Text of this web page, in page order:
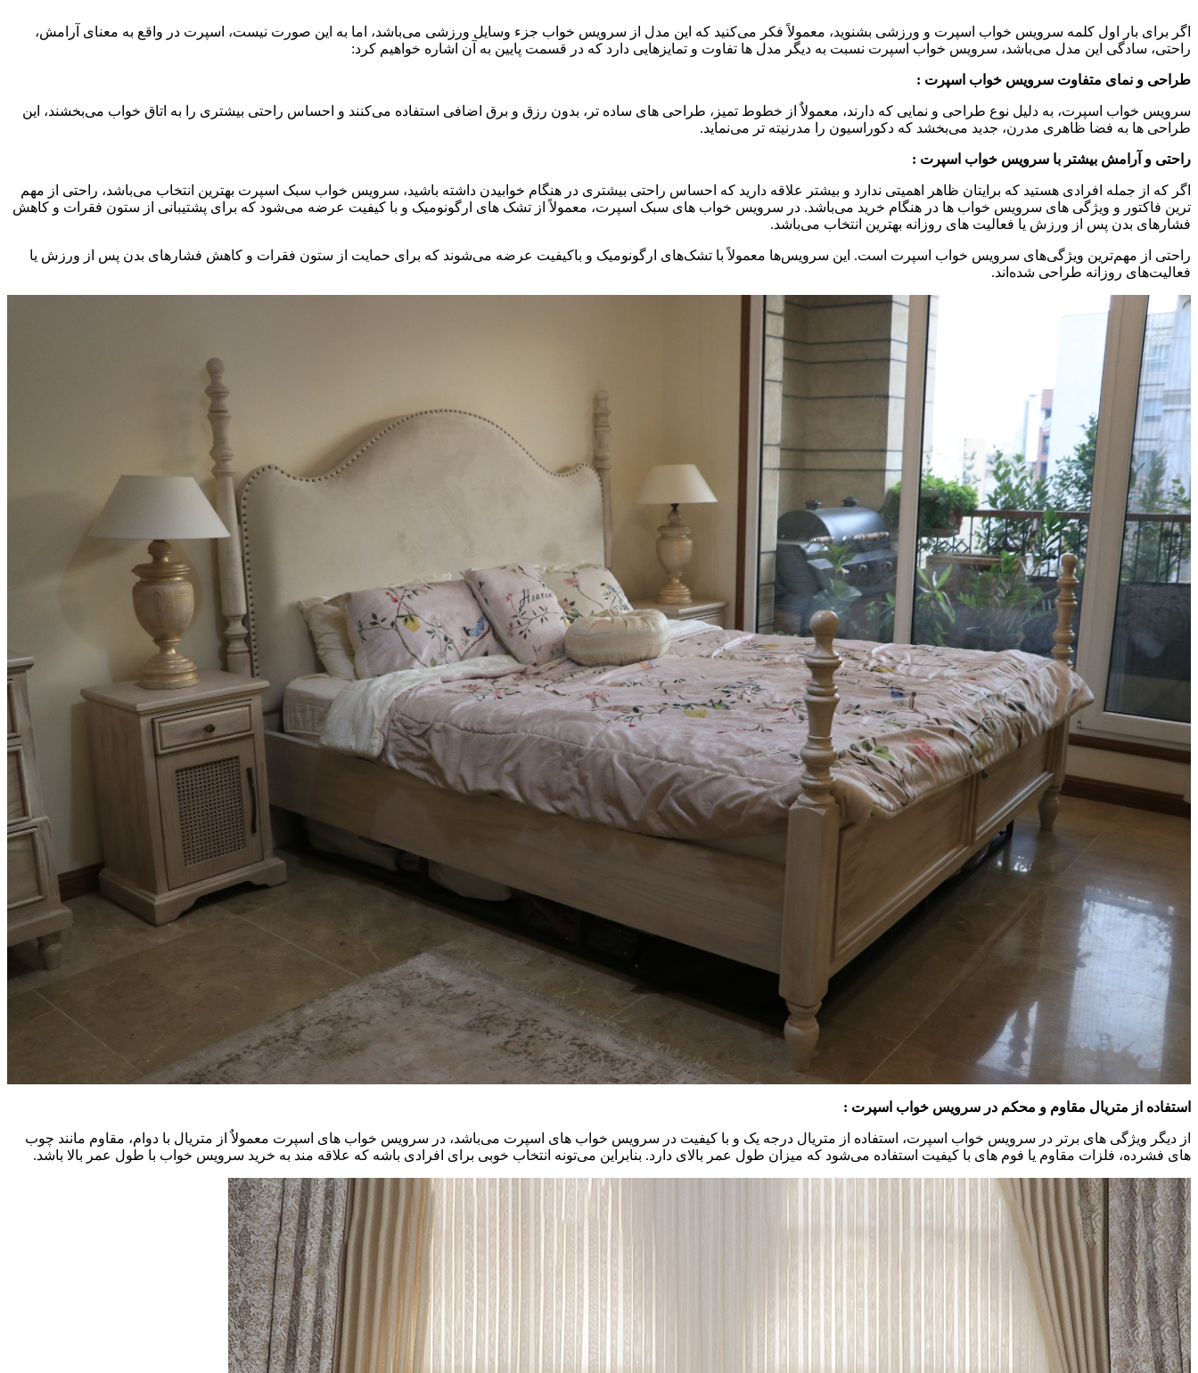
اگر برای بار اول کلمه سرویس خواب اسپرت و ورزشی بشنوید، معمولاً فکر می‌کنید که این مدل از سرویس خواب جزء وسایل ورزشی می‌باشد، اما به این صورت نیست، اسپرت در واقع به معنای آرامش،
راحتی، سادگی این مدل می‌باشد، سرویس خواب اسپرت نسبت به دیگر مدل ها تفاوت و تمایزهایی دارد که در قسمت پایین به آن اشاره خواهیم کرد:
طراحی و نمای متفاوت سرویس خواب اسپرت :
سرویس خواب اسپرت، به دلیل نوع طراحی و نمایی که دارند، معمولاٌ از خطوط تمیز، طراحی های ساده تر، بدون رزق و برق اضافی استفاده می‌کنند و احساس راحتی بیشتری را به اتاق خواب می‌بخشند، این
طراحی ها به فضا ظاهری مدرن، جدید می‌بخشد که دکوراسیون را مدرنیته تر می‌نماید.
راحتی و آرامش بیشتر با سرویس خواب اسپرت :
اگر که از جمله افرادی هستید که برایتان ظاهر اهمیتی ندارد و بیشتر علاقه دارید که احساس راحتی بیشتری در هنگام خوابیدن داشته باشید، سرویس خواب سبک اسپرت بهترین انتخاب می‌باشد، راحتی از مهم
ترین فاکتور و ویژگی های سرویس خواب ها در هنگام خرید می‌باشد. در سرویس خواب های سبک اسپرت، معمولاً از تشک های ارگونومیک و با کیفیت عرضه می‌شود که برای پشتیبانی از ستون فقرات و کاهش
فشارهای بدن پس از ورزش یا فعالیت های روزانه بهترین انتخاب می‌باشد.
راحتی از مهم‌ترین ویژگی‌های سرویس خواب اسپرت است. این سرویس‌ها معمولاً با تشک‌های ارگونومیک و باکیفیت عرضه می‌شوند که برای حمایت از ستون فقرات و کاهش فشارهای بدن پس از ورزش یا
فعالیت‌های روزانه طراحی شده‌اند.
استفاده از متریال مقاوم و محکم در سرویس خواب اسپرت :
از دیگر ویژگی های برتر در سرویس خواب اسپرت، استفاده از متریال درجه یک و با کیفیت در سرویس خواب های اسپرت می‌باشد، در سرویس خواب های اسپرت معمولاٌ از متریال با دوام، مقاوم مانند چوب
های فشرده، فلزات مقاوم یا فوم های با کیفیت استفاده می‌شود که میزان طول عمر بالای دارد. بنابراین می‌تونه انتخاب خوبی برای افرادی باشه که علاقه مند به خرید سرویس خواب با طول عمر بالا باشد.